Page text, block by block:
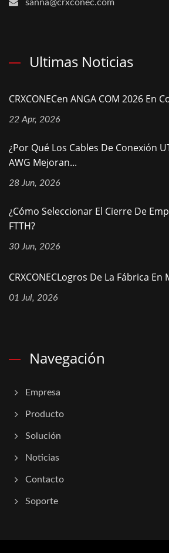
sanna@crxconec.com
Ultimas Noticias
CRXCONECen ANGA COM 2026 En
22 Apr, 2026
¿Por Qué Los Cables De Conexión
AWG Mejoran...
28 Jun, 2026
¿Cómo Seleccionar El Cierre De
FTTH?
30 Jun, 2026
CRXCONECLogros De La Fábrica En
01 Jul, 2026
Navegación
Empresa
Producto
Solución
Noticias
Contacto
Soporte